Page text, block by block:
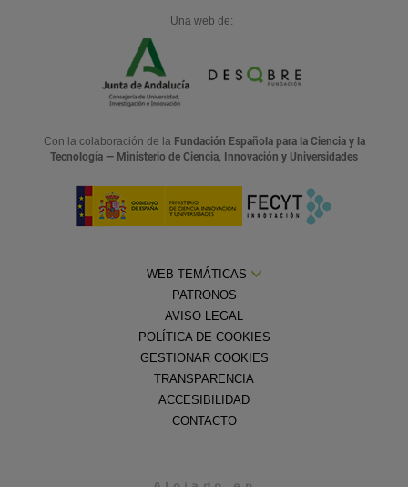
Una web de:
Con la colaboración de la Fundación Española para la Ciencia y la
Tecnología — Ministerio de Ciencia, Innovación y Universidades
WEB TEMÁTICAS
PATRONOS
AVISO LEGAL
POLÍTICA DE COOKIES
GESTIONAR COOKIES
TRANSPARENCIA
ACCESIBILIDAD
CONTACTO